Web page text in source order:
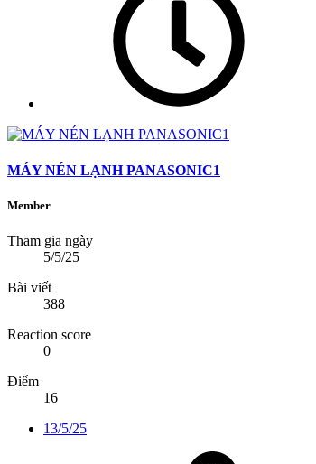
MÁY NÉN LẠNH PANASONIC1
Member
Tham gia ngày
5/5/25
Bài viết
388
Reaction score
0
Điểm
16
13/5/25